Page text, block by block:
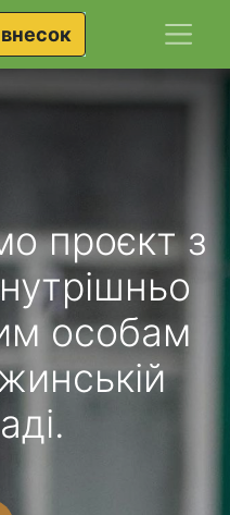
проєкт з
особам